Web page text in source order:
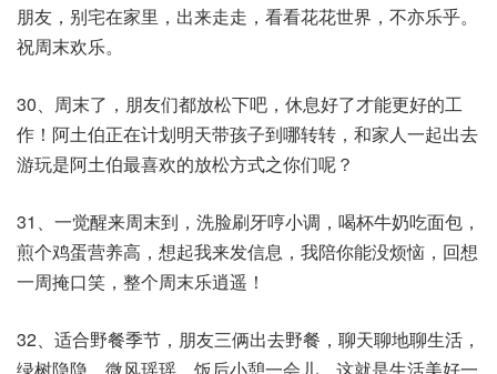
朋友，别宅在家里，出来走走，看看花花世界，不亦乐乎。
祝周末欢乐。
30、周末了，朋友们都放松下吧，休息好了才能更好的工
作！阿土伯正在计划明天带孩子到哪转转，和家人一起出去
游玩是阿土伯最喜欢的放松方式之你们呢？
31、一觉醒来周末到，洗脸刷牙哼小调，喝杯牛奶吃面包，
煎个鸡蛋营养高，想起我来发信息，我陪你能没烦恼，回想
一周掩口笑，整个周末乐逍遥！
32、适合野餐季节，朋友三俩出去野餐，聊天聊地聊生活，